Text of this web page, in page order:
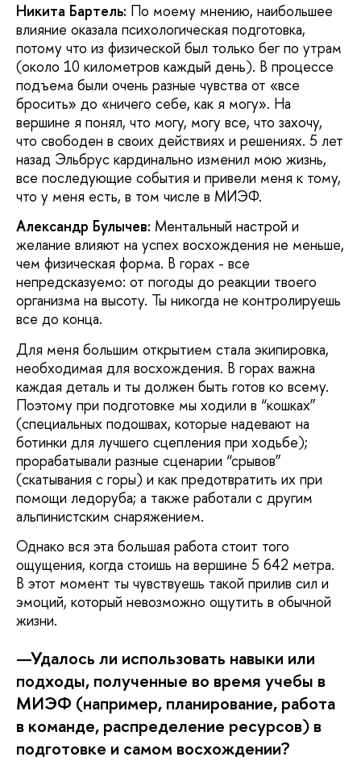
Никита Бартель: По моему мнению, наибольшее
влияние оказала психологическая подготовка,
потому что из физической был только бег по утрам
(около 10 километров каждый день). В процессе
подъема были очень разные чувства от «все
бросить» до «ничего себе, как я могу». На
вершине я понял, что могу, могу все, что захочу,
что свободен в своих действиях и решениях. 5 лет
назад Эльбрус кардинально изменил мою жизнь,
все последующие события и привели меня к тому,
что у меня есть, в том числе в МИЭФ.
Александр Булычев: Ментальный настрой и
желание влияют на успех восхождения не меньше,
чем физическая форма. В горах - все
непредсказуемо: от погоды до реакции твоего
организма на высоту. Ты никогда не контролируешь
все до конца.
Для меня большим открытием стала экипировка,
необходимая для восхождения. В горах важна
каждая деталь и ты должен быть готов ко всему.
Поэтому при подготовке мы ходили в “кошках”
(специальных подошвах, которые надевают на
ботинки для лучшего сцепления при ходьбе);
прорабатывали разные сценарии “срывов”
(скатывания с горы) и как предотвратить их при
помощи ледоруба; а также работали с другим
альпинистским снаряжением.
Однако вся эта большая работа стоит того
ощущения, когда стоишь на вершине 5 642 метра.
В этот момент ты чувствуешь такой прилив сил и
эмоций, который невозможно ощутить в обычной
жизни.
—Удалось ли использовать навыки или
подходы, полученные во время учебы в
МИЭФ (например, планирование, работа
в команде, распределение ресурсов) в
подготовке и самом восхождении?